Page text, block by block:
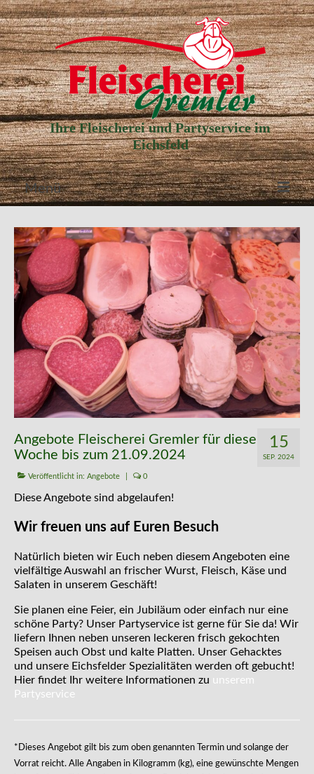
Ihre Fleischerei und Partyservice im
Eichsfeld
Menü
Aktuelle Angebote
Unser Partyservice
Unser Laden
Unsere Geschichte
Kontakt
15
SEP. 2024
Angebote Fleischerei Gremler für diese
Woche bis zum 21.09.2024
Veröffentlicht in: Angebote 0
Diese Angebote sind abgelaufen!
Wir freuen uns auf Euren Besuch
Natürlich bieten wir Euch neben diesem Angeboten eine
vielfältige Auswahl an frischer Wurst, Fleisch, Käse und
Salaten in unserem Geschäft!
Sie planen eine Feier, ein Jubiläum oder einfach nur eine
schöne Party? Unser Partyservice ist gerne für Sie da! Wir
liefern Ihnen neben unseren leckeren frisch gekochten
Speisen auch Obst und kalte Platten. Unser Gehacktes
und unsere Eichsfelder Spezialitäten werden oft gebucht!
Hier findet Ihr weitere Informationen zu unserem
Partyservice
*Dieses Angebot gilt bis zum oben genannten Termin und solange der
Vorrat reicht. Alle Angaben in Kilogramm (kg), eine gewünschte Mengen